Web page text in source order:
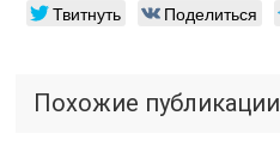
Твитнуть Поделиться
Похожие публикации